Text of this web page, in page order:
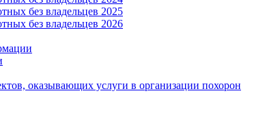
без владельцев 2025
без владельцев 2026
оказывающих услуги в организации похорон